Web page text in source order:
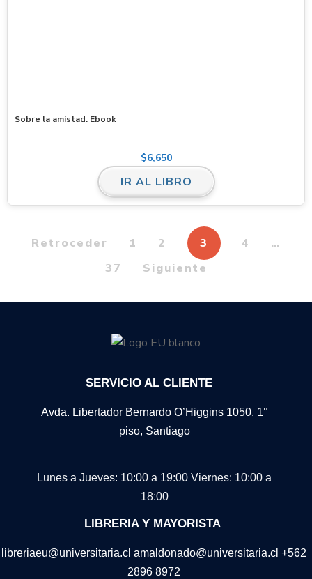
Sobre la amistad. Ebook
$6,650
IR AL LIBRO
Retroceder 1 2 3 4
…
37
Siguiente
SERVICIO AL CLIENTE
Avda. Libertador Bernardo O’Higgins 1050, 1°
piso, Santiago
Lunes a Jueves: 10:00 a 19:00 Viernes: 10:00 a
18:00
LIBRERIA Y MAYORISTA
libreriaeu@universitaria.cl amaldonado@universitaria.cl +562
2896 8972